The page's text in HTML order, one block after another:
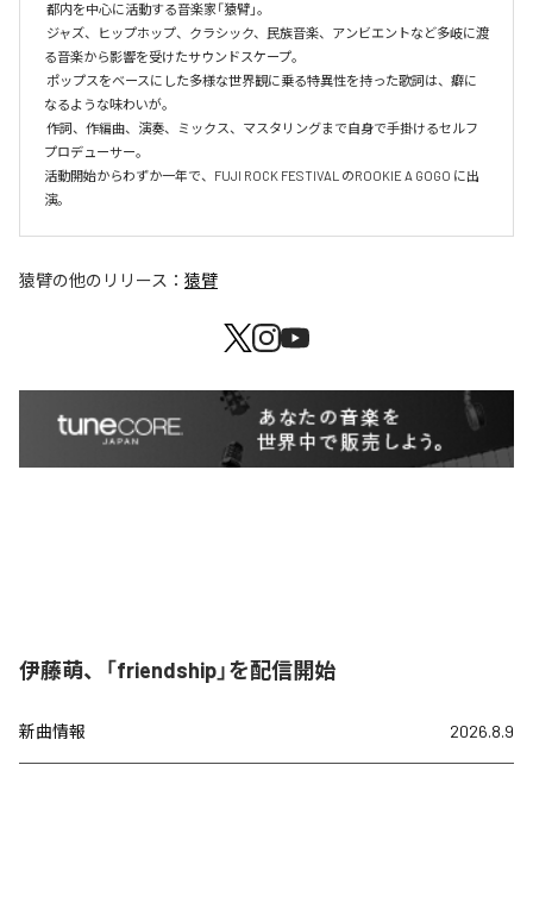
る音楽から影響を受けたサウンドスケープ。
なるような味わいが。
プロデューサー。
活動開始からわずか一年で、FUJI ROCK FESTIVAL のROOKIE A GOGO に出
演。
猿臂の他のリリース： 猿臂
伊藤萌、「friendship」を配信開始
新曲情報 2026.8.9